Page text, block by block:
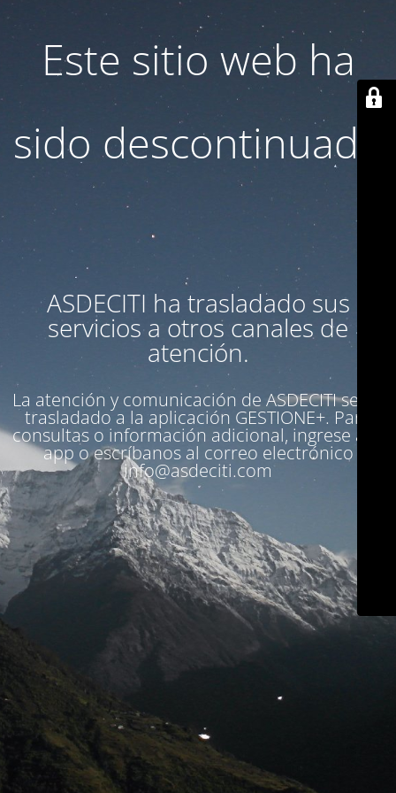
Este sitio web ha
sido descontinuado
ASDECITI ha trasladado sus
servicios a otros canales de
atención.
La atención y comunicación de ASDECITI se ha
trasladado a la aplicación GESTIONE+. Para
consultas o información adicional, ingrese a la
app o escríbanos al correo electrónico
info@asdeciti.com